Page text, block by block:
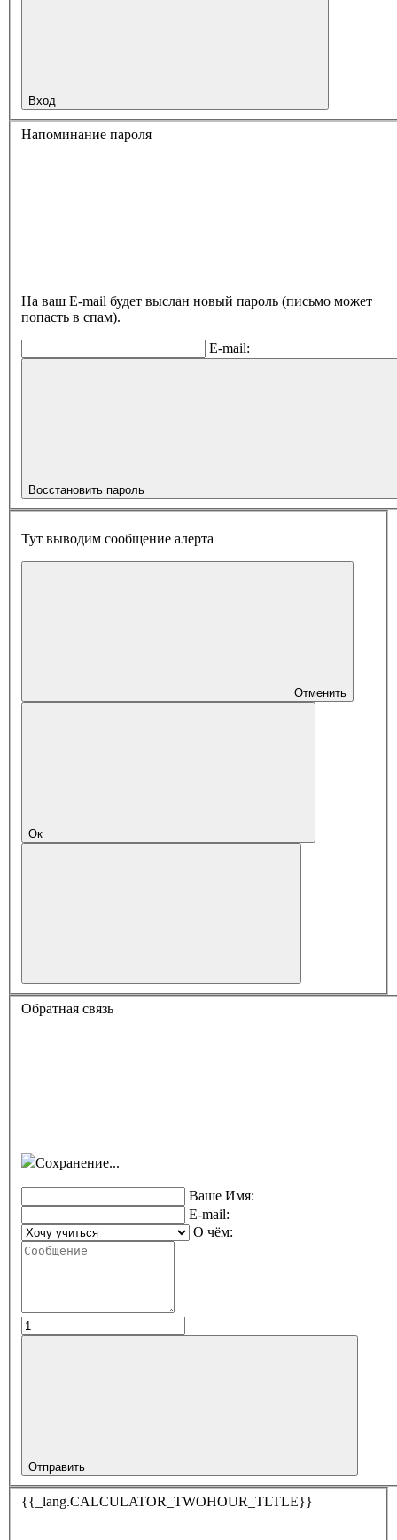
Вход
Напоминание пароля
На ваш E-mail будет выслан новый пароль (письмо может
попасть в спам).
E-mail:
Восстановить пароль
Тут выводим сообщение алерта
Отменить
Ок
Обратная связь
Сохранение...
Ваше Имя:
E-mail:
О чём:
Отправить
{{_lang.CALCULATOR_TWOHOUR_TLTLE}}